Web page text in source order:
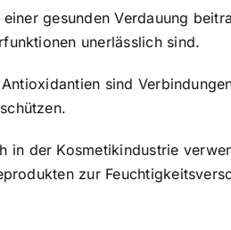
gesunden Verdauung
unerlässlich sind.
sind
der Kosmetikindustrie
zur